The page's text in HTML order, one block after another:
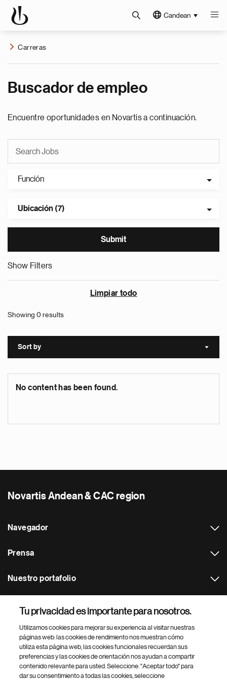
Candean
Carreras
Buscador de empleo
Encuentre oportunidades en Novartis a continuación.
Función
Ubicación (7)
Show Filters
Limpiar todo
Showing 0 results
Sort by Sort
No content has been found.
Novartis Andean & CAC region
Navegador
Prensa
Nuestro portafolio
Footer Site Search
Tu privacidad es importante para nosotros.
Utilizamos cookies para mejorar su experiencia al visitar nuestras
páginas web: las cookies de rendimiento nos muestran cómo
utiliza esta página web, las cookies funcionales recuerdan sus
preferencias y las cookies de orientación nos ayudan a compartir
contenido relevante para usted. Seleccione: "Aceptar todo" para
dar su consentimiento a todas las cookies, seleccione